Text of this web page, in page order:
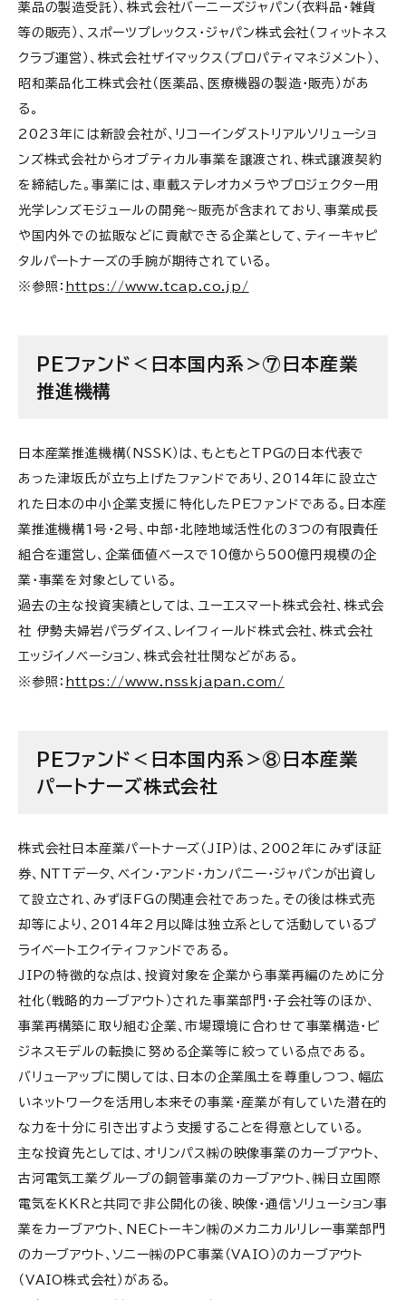
薬品の製造受託）、株式会社バーニーズジャパン（衣料品・雑貨
等の販売）、スポーツプレックス・ジャパン株式会社（フィットネス
クラブ運営）、株式会社ザイマックス（プロパティマネジメント）、
昭和薬品化工株式会社（医薬品、医療機器の製造・販売）があ
る。
2023年には新設会社が、リコーインダストリアルソリューショ
ンズ株式会社からオプティカル事業を譲渡され、株式譲渡契約
を締結した。事業には、車載ステレオカメラやプロジェクター用
光学レンズモジュールの開発～販売が含まれており、事業成長
や国内外での拡販などに貢献できる企業として、ティーキャピ
タルパートナーズの手腕が期待されている。
※参照： https://www.tcap.co.jp/
PEファンド＜日本国内系＞⑦日本産業
推進機構
日本産業推進機構（NSSK）は、もともとTPGの日本代表で
あった津坂氏が立ち上げたファンドであり、2014年に設立さ
れた日本の中小企業支援に特化したPEファンドである。日本産
業推進機構1号・2号、中部・北陸地域活性化の3つの有限責任
組合を運営し、企業価値ベースで10億から500億円規模の企
業・事業を対象としている。
過去の主な投資実績としては、ユーエスマート株式会社、株式会
社 伊勢夫婦岩パラダイス、レイフィールド株式会社、株式会社
エッジイノベーション、株式会社壮関などがある。
※参照： https://www.nsskjapan.com/
PEファンド＜日本国内系＞⑧日本産業
パートナーズ株式会社
株式会社日本産業パートナーズ（JIP）は、2002年にみずほ証
券、NTTデータ、ベイン・アンド・カンパニー・ジャパンが出資し
て設立され、みずほFGの関連会社であった。その後は株式売
却等により、2014年2月以降は独立系として活動しているプ
ライベートエクイティファンドである。
JIPの特徴的な点は、投資対象を企業から事業再編のために分
社化（戦略的カーブアウト）された事業部門・子会社等のほか、
事業再構築に取り組む企業、市場環境に合わせて事業構造・ビ
ジネスモデルの転換に努める企業等に絞っている点である。
バリューアップに関しては、日本の企業風土を尊重しつつ、幅広
いネットワークを活用し本来その事業・産業が有していた潜在的
な力を十分に引き出すよう支援することを得意としている。
主な投資先としては、オリンパス㈱の映像事業のカーブアウト、
古河電気工業グループの銅管事業のカーブアウト、㈱日立国際
電気をKKRと共同で非公開化の後、映像・通信ソリューション事
業をカーブアウト、NECトーキン㈱のメカニカルリレー事業部門
のカーブアウト、ソニー㈱のPC事業（VAIO）のカーブアウト
（VAIO株式会社）がある。